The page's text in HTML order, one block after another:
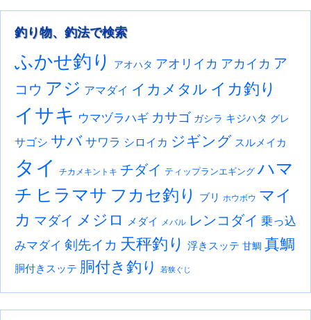
釣り物、釣法で検索
ふかせ釣り アオハタ アオリイカ アカイカ ア
コウ アジ アマダイ イカメタル イカ釣り
イサキ ウマヅラハギ カサゴ ガシラ キジハタ グレ
サゴシ サバ サワラ シロイカ ジギング スルメイカ
タイ チカメキントキ チダイ ティップランエギング ハマ
チ ヒラマサ フカセ釣り ブリ ホウボウ マイ
カ マダイ メジロ メダイ メバル レンコダイ 乗っ込
みマダイ 剣先イカ 天秤釣り 浮きスッテ 甘鯛 真鯛
胴付きスッテ 胴付き釣り 若狭ぐじ